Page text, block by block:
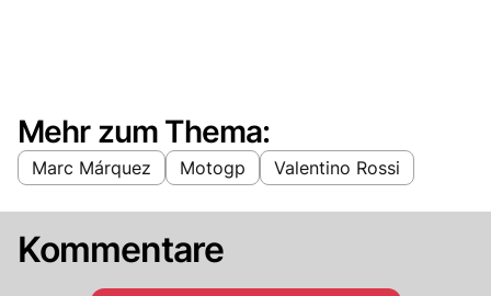
Mehr zum Thema:
Marc Márquez Motogp Valentino Rossi
Kommentare